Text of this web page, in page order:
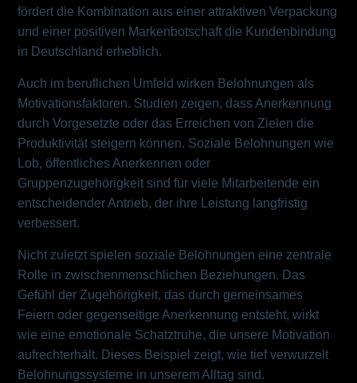
fördert die Kombination aus einer attraktiven Verpackung
und einer positiven Markenbotschaft die Kundenbindung
in Deutschland erheblich.
Auch im beruflichen Umfeld wirken Belohnungen als
Motivationsfaktoren. Studien zeigen, dass Anerkennung
durch Vorgesetzte oder das Erreichen von Zielen die
Produktivität steigern können. Soziale Belohnungen wie
Lob, öffentliches Anerkennen oder
Gruppenzugehörigkeit sind für viele Mitarbeitende ein
entscheidender Antrieb, der ihre Leistung langfristig
verbessert.
Nicht zuletzt spielen soziale Belohnungen eine zentrale
Rolle in zwischenmenschlichen Beziehungen. Das
Gefühl der Zugehörigkeit, das durch gemeinsames
Feiern oder gegenseitige Anerkennung entsteht, wirkt
wie eine emotionale Schatztruhe, die unsere Motivation
aufrechterhält. Dieses Beispiel zeigt, wie tief verwurzelt
Belohnungssysteme in unserem Alltag sind.